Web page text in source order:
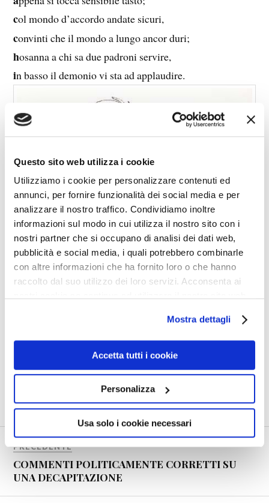
Questo sito web utilizza i cookie
Utilizziamo i cookie per personalizzare contenuti ed
annunci, per fornire funzionalità dei social media e per
analizzare il nostro traffico. Condividiamo inoltre
informazioni sul modo in cui utilizza il nostro sito con i
nostri partner che si occupano di analisi dei dati web,
pubblicità e social media, i quali potrebbero combinarle
con altre informazioni che ha fornito loro o che hanno
raccolto dal suo utilizzo dei loro servizi. Acconsenta ai
Mostra dettagli
Accetta tutti i cookie
Personalizza
Usa solo i cookie necessari
col mondo d’accordo andate sicuri,
convinti che il mondo a lungo ancor duri;
hosanna a chi sa due padroni servire,
in basso il demonio vi sta ad applaudire.
PRECEDENTE
COMMENTI POLITICAMENTE CORRETTI SU
UNA DECAPITAZIONE